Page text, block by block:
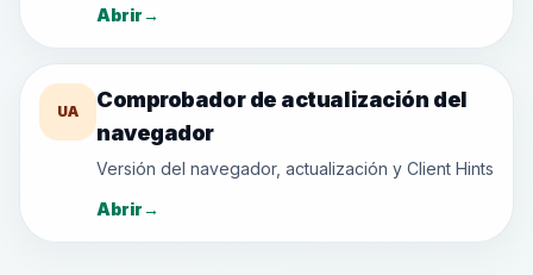
Abrir→
UA
Comprobador de actualización del
navegador
Versión del navegador, actualización y Client Hints
Abrir→